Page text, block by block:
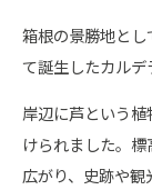
箱根の景勝地と
て誕生したカルデ
岸辺に芦という
けられました。
広がり、史跡や